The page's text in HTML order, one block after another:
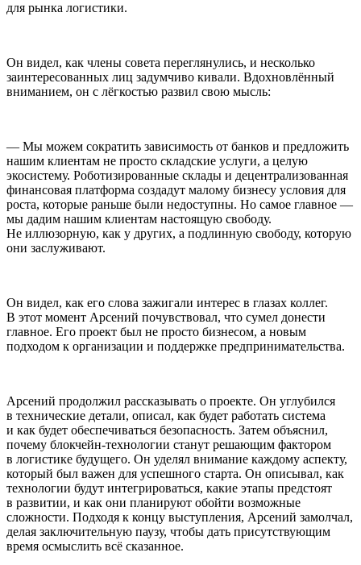
для рынка логистики.
Он видел, как члены совета переглянулись, и несколько
заинтересованных лиц задумчиво кивали. Вдохновлённый
вниманием, он с лёгкостью развил свою мысль:
— Мы можем сократить зависимость от банков и предложить
нашим клиентам не просто складские услуги, а целую
экосистему. Роботизированные склады и децентрализованная
финансовая платформа создадут малому бизнесу условия для
роста, которые раньше были недоступны. Но самое главное —
мы дадим нашим клиентам настоящую свободу.
Не иллюзорную, как у других, а подлинную свободу, которую
они заслуживают.
Он видел, как его слова зажигали интерес в глазах коллег.
В этот момент Арсений почувствовал, что сумел донести
главное. Его проект был не просто бизнесом, а новым
подходом к организации и поддержке предпринимательства.
Арсений продолжил рассказывать о проекте. Он углубился
в технические детали, описал, как будет работать система
и как будет обеспечиваться безопасность. Затем объяснил,
почему блокчейн-технологии станут решающим фактором
в логистике будущего. Он уделял внимание каждому аспекту,
который был важен для успешного старта. Он описывал, как
технологии будут интегрироваться, какие этапы предстоят
в развитии, и как они планируют обойти возможные
сложности. Подходя к концу выступления, Арсений замолчал,
делая заключительную паузу, чтобы дать присутствующим
время осмыслить всё сказанное.